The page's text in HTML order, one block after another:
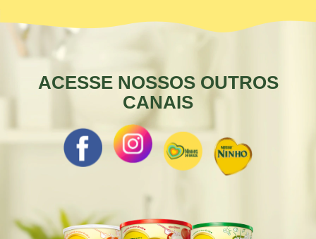
ACESSE NOSSOS OUTROS
CANAIS